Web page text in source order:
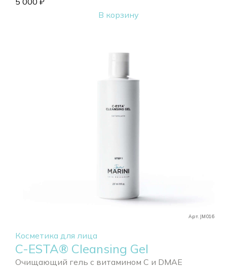
В корзину
Арт. JM016
Косметика для лица
C-ESTA® Cleansing Gel
Очищающий гель с витамином С и DMAE